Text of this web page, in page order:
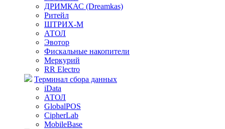
ДРИМКАС (Dreamkas)
Ритейл
ШТРИХ-М
АТОЛ
Эвотор
Фискальные накопители
Меркурий
RR Electro
Терминал сбора данных
iData
АТОЛ
GlobalPOS
CipherLab
MobileBase